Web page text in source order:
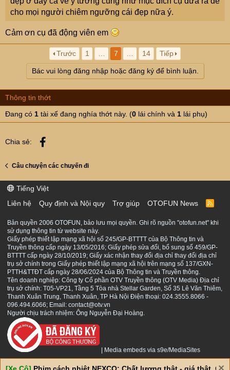
cho mọi người chiêm ngưỡng cái đẹp nữa ý.
Cảm ơn cụ đã động viên em
Trước 1 … 7 … 14 Tiếp
Bác vui lòng đăng nhập hoặc đăng ký để bình luận.
Thông tin thớt
Đang có 1 tài xế đang nghía thớt này. (0 lái chính và 1 lái phụ)
Chia sẻ:
Câu chuyện các chuyến đi
Tiếng Việt
Liên hệ
Quy định và Nội quy Trợ giúp OTOFUN News
R
S
Bản quyền 2006 OTOFUN, bảo lưu mọi quyền. Ghi rõ nguồn "otofun.net" khi
sử dụng thông tin từ website này.
Giấy phép thiết lập mạng xã hội số 245/GP-BTTTT của Bộ Thông tin và
Truyền thông cấp ngày 13/05/2016; Giấy phép sửa đổi, bổ sung số 459/GP-
BTTTT cấp ngày 28/10/2019; Giấy xác nhận thay đổi địa chỉ thay đổi địa chỉ
trụ sở chính trong Giấy phép thiết lập mạng xã hội trên mạng số 137/GXN-
PTTH&TTĐT cấp ngày 28/06/2024 của Bộ Thông tin và Truyền thông.
Tên doanh nghiệp: Công ty Cổ phần OTV Truyền thông (OTV Media) Địa chỉ
trụ sở chính: T05-VP21, Tầng 5 Tòa nhà Stellar Garden, Số 35 Lê Văn Thiêm,
Thanh Xuân Trung, Thanh Xuân, TP Hà Nội Điện thoại: 024.3555.8066 -
096.494.6066; Email: contact@otv.vn
Người chịu trách nhiệm: Ông Nguyễn Đại Hoàng.
Media embeds via s9e/MediaSites